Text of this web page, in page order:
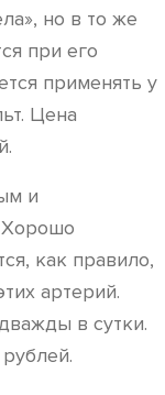
но в то же
при его
применять у
Цена
и
Хорошо
как правило,
артерий.
в сутки.